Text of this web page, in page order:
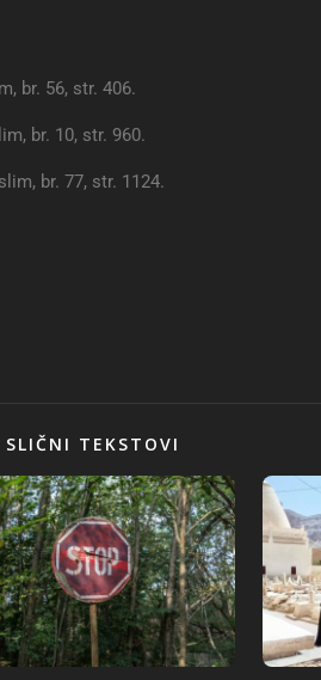
br. 56, str. 406.
br. 10, str. 960.
br. 77, str. 1124.
SLIČNI TEKSTOVI